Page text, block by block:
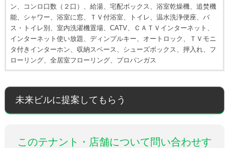
ン、コンロ口数（２口）、給湯、宅配ボックス、浴室乾燥機、追焚機
能、シャワー、浴室に窓、ＴＶ付浴室、トイレ、温水洗浄便座、バ
ス・トイレ別、室内洗濯機置場、CATV、ＣＡＴＶインターネット、
インターネット使い放題、ディンプルキー、オートロック、ＴＶモニ
タ付きインターホン、収納スペース、シューズボックス、押入れ、フ
ローリング、全居室フローリング、プロパンガス
未来ビルに提案してもらう
このテナント・店舗について問い合わせす